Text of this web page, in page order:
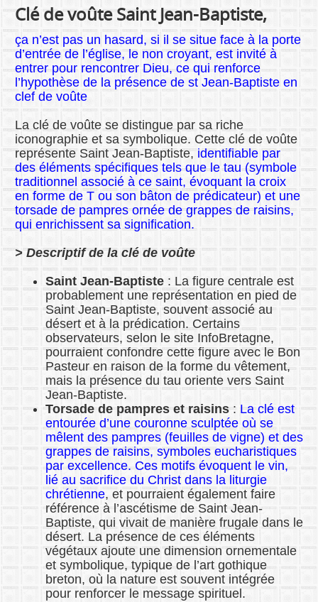
Clé de voûte Saint Jean-Baptiste,
ça n’est pas un hasard, si il se situe face à la porte
d’entrée de l’église, le non croyant, est invité à
entrer pour rencontrer Dieu, ce qui renforce
l’hypothèse de la présence de st Jean-Baptiste en
clef de voûte
La clé de voûte se distingue par sa riche
iconographie et sa symbolique. Cette clé de voûte
représente Saint Jean-Baptiste, identifiable par
des éléments spécifiques tels que le tau (symbole
traditionnel associé à ce saint, évoquant la croix
en forme de T ou son bâton de prédicateur) et une
torsade de pampres ornée de grappes de raisins,
qui enrichissent sa signification.
> Descriptif de la clé de voûte
Saint Jean-Baptiste: La figure centrale est
probablement une représentation en pied de
Saint Jean-Baptiste, souvent associé au
désert et à la prédication. Certains
observateurs, selon le site InfoBretagne,
pourraient confondre cette figure avec le Bon
Pasteur en raison de la forme du vêtement,
mais la présence du tau oriente vers Saint
Jean-Baptiste.
Torsade de pampres et raisins: La clé est
entourée d’une couronne sculptée où se
mêlent des pampres (feuilles de vigne) et des
grappes de raisins, symboles eucharistiques
par excellence. Ces motifs évoquent le vin,
lié au sacrifice du Christ dans la liturgie
chrétienne, et pourraient également faire
référence à l’ascétisme de Saint Jean-
Baptiste, qui vivait de manière frugale dans le
désert. La présence de ces éléments
végétaux ajoute une dimension ornementale
et symbolique, typique de l’art gothique
breton, où la nature est souvent intégrée
pour renforcer le message spirituel.